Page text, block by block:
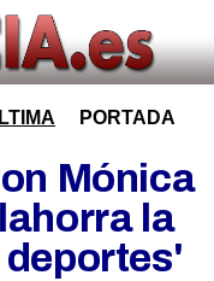
PORTADA
Mónica
la